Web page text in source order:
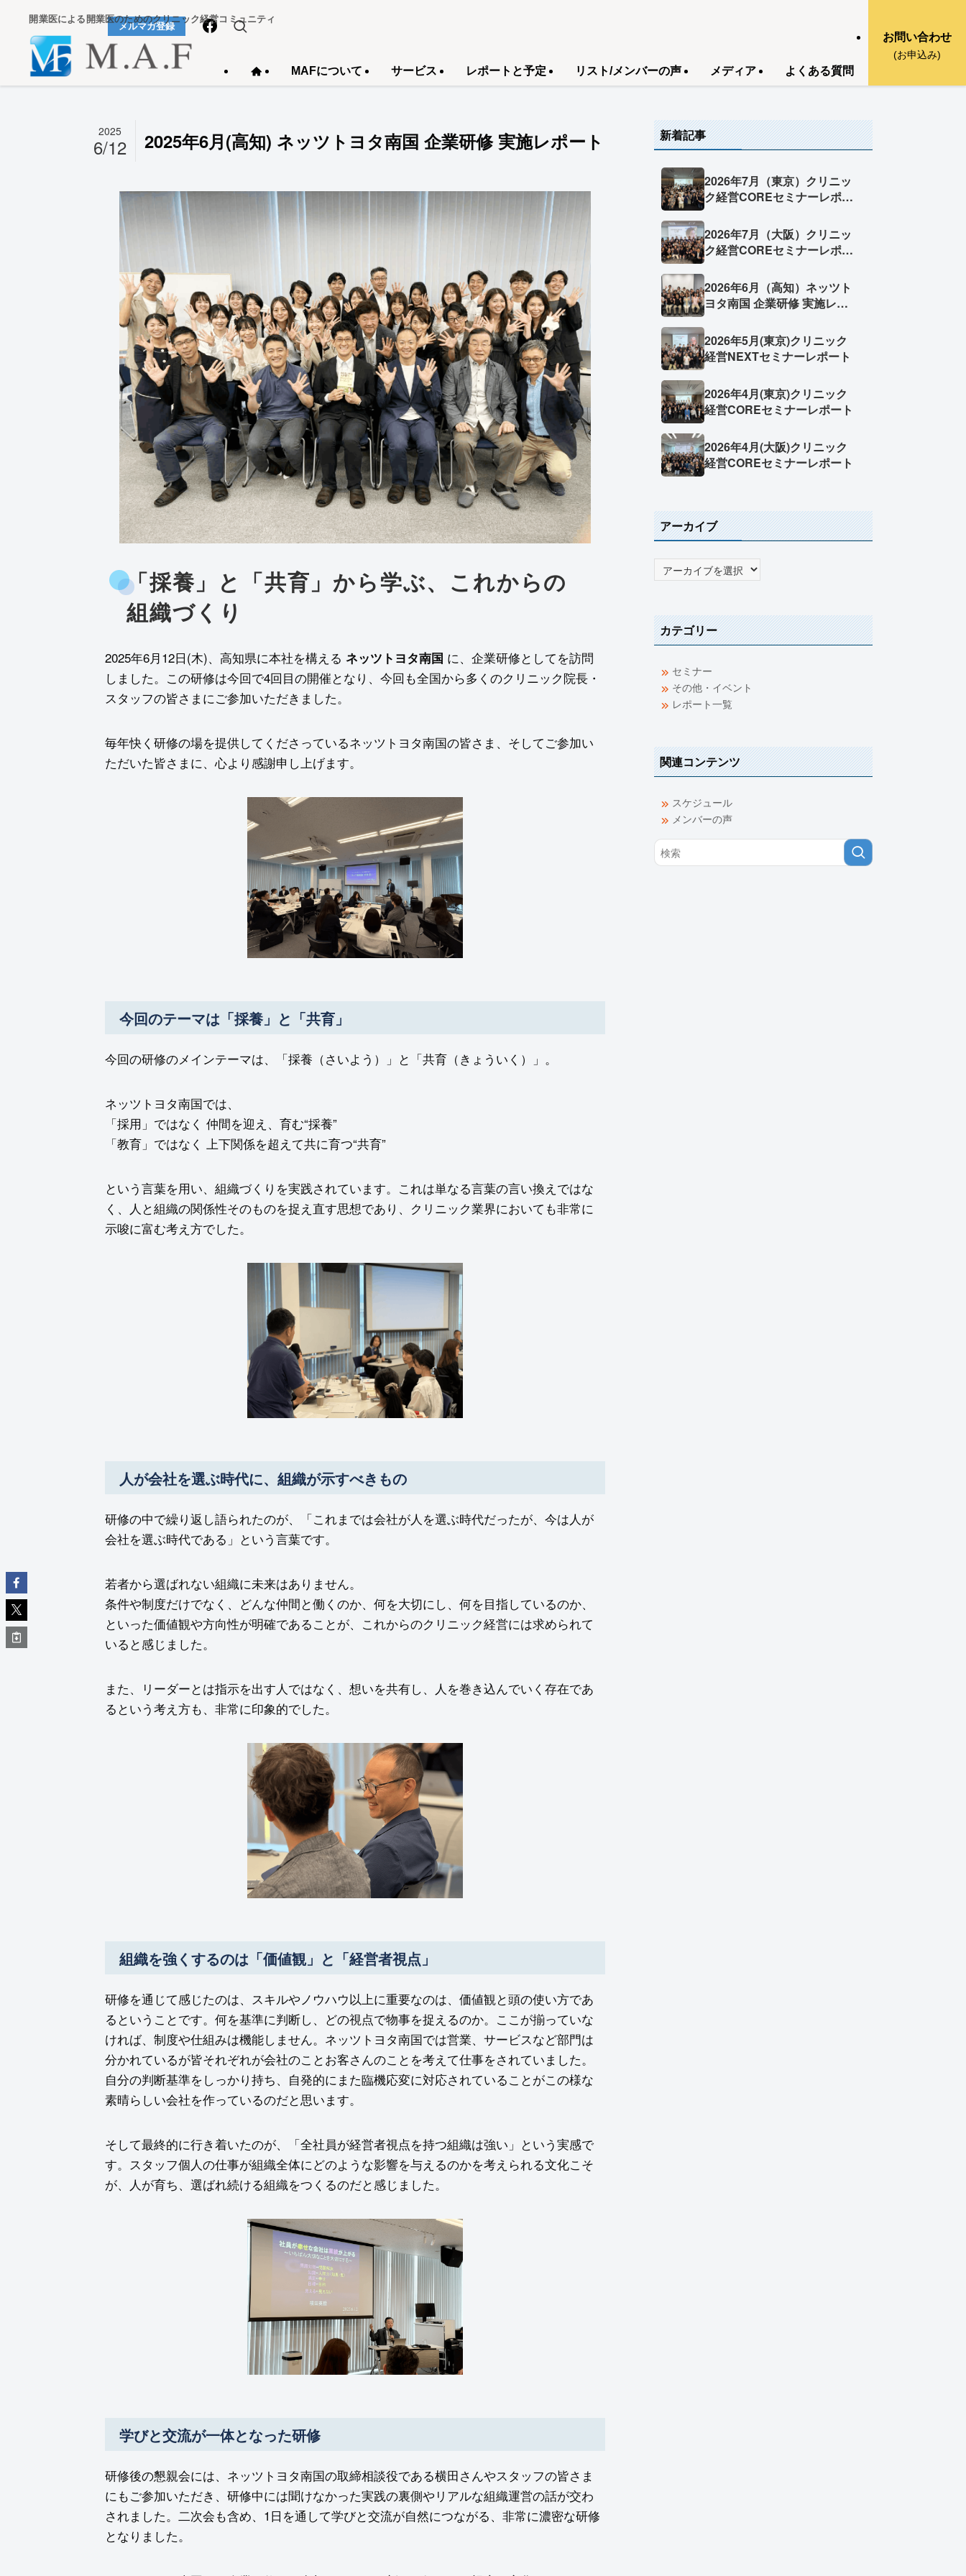
開業医による開業医のためのクリニック経営コミュニティ
MAFについて サービス レポートと予定 リスト/メンバーの声 メディア よくある質問
お問い合わせ
(お申込み)
メルマガ登録
2025年6月(高知) ネッツトヨタ南国 企業研修 実施レポート
2025
6/12
「採養」と「共育」から学ぶ、これからの
組織づくり
2025年6月12日(木)、高知県に本社を構える ネッツトヨタ南国 に、企業研修としてを訪問
しました。この研修は今回で4回目の開催となり、今回も全国から多くのクリニック院長・
スタッフの皆さまにご参加いただきました。
毎年快く研修の場を提供してくださっているネッツトヨタ南国の皆さま、そしてご参加い
ただいた皆さまに、心より感謝申し上げます。
今回のテーマは「採養」と「共育」
今回の研修のメインテーマは、「採養（さいよう）」と「共育（きょういく）」。
ネッツトヨタ南国では、
「採用」ではなく 仲間を迎え、育む“採養”
「教育」ではなく 上下関係を超えて共に育つ“共育”
という言葉を用い、組織づくりを実践されています。これは単なる言葉の言い換えではな
く、人と組織の関係性そのものを捉え直す思想であり、クリニック業界においても非常に
示唆に富む考え方でした。
人が会社を選ぶ時代に、組織が示すべきもの
研修の中で繰り返し語られたのが、「これまでは会社が人を選ぶ時代だったが、今は人が
会社を選ぶ時代である」という言葉です。
若者から選ばれない組織に未来はありません。
条件や制度だけでなく、どんな仲間と働くのか、何を大切にし、何を目指しているのか、
といった価値観や方向性が明確であることが、これからのクリニック経営には求められて
いると感じました。
また、リーダーとは指示を出す人ではなく、想いを共有し、人を巻き込んでいく存在であ
るという考え方も、非常に印象的でした。
組織を強くするのは「価値観」と「経営者視点」
研修を通じて感じたのは、スキルやノウハウ以上に重要なのは、価値観と頭の使い方であ
るということです。何を基準に判断し、どの視点で物事を捉えるのか。ここが揃っていな
ければ、制度や仕組みは機能しません。ネッツトヨタ南国では営業、サービスなど部門は
分かれているが皆それぞれが会社のことお客さんのことを考えて仕事をされていました。
自分の判断基準をしっかり持ち、自発的にまた臨機応変に対応されていることがこの様な
素晴らしい会社を作っているのだと思います。
そして最終的に行き着いたのが、「全社員が経営者視点を持つ組織は強い」という実感で
す。スタッフ個人の仕事が組織全体にどのような影響を与えるのかを考えられる文化こそ
が、人が育ち、選ばれ続ける組織をつくるのだと感じました。
学びと交流が一体となった研修
研修後の懇親会には、ネッツトヨタ南国の取締相談役である横田さんやスタッフの皆さま
にもご参加いただき、研修中には聞けなかった実践の裏側やリアルな組織運営の話が交わ
されました。二次会も含め、1日を通して学びと交流が自然につながる、非常に濃密な研修
となりました。
新着記事
2026年7月（東京）クリニッ
ク経営COREセミナーレポー
2026年7月（大阪）クリニッ
ク経営COREセミナーレポー
2026年6月（高知）ネッツト
ヨタ南国 企業研修 実施レポ
2026年5月(東京)クリニック
経営NEXTセミナーレポート
2026年4月(東京)クリニック
経営COREセミナーレポート
2026年4月(大阪)クリニック
経営COREセミナーレポート
アーカイブ
カテゴリー
セミナー
その他・イベント
レポート一覧
関連コンテンツ
スケジュール
メンバーの声